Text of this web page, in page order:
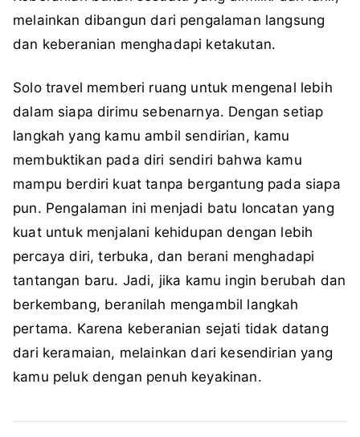
melainkan dibangun dari pengalaman langsung
dan keberanian menghadapi ketakutan.
Solo travel memberi ruang untuk mengenal lebih
dalam siapa dirimu sebenarnya. Dengan setiap
langkah yang kamu ambil sendirian, kamu
membuktikan pada diri sendiri bahwa kamu
mampu berdiri kuat tanpa bergantung pada siapa
pun. Pengalaman ini menjadi batu loncatan yang
kuat untuk menjalani kehidupan dengan lebih
percaya diri, terbuka, dan berani menghadapi
tantangan baru. Jadi, jika kamu ingin berubah dan
berkembang, beranilah mengambil langkah
pertama. Karena keberanian sejati tidak datang
dari keramaian, melainkan dari kesendirian yang
kamu peluk dengan penuh keyakinan.